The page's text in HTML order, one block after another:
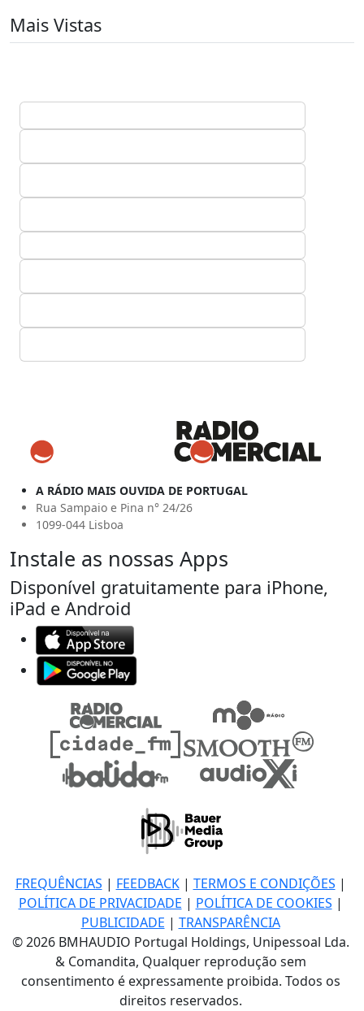
Mais Vistas
A RÁDIO MAIS OUVIDA DE PORTUGAL
Rua Sampaio e Pina n° 24/26
1099-044 Lisboa
Instale as nossas Apps
Disponível gratuitamente para iPhone,
iPad e Android
FREQUÊNCIAS | FEEDBACK| TERMOS E CONDIÇÕES |
POLÍTICA DE PRIVACIDADE | POLÍTICA DE COOKIES |
PUBLICIDADE | TRANSPARÊNCIA
© 2026 BMHAUDIO Portugal Holdings, Unipessoal Lda.
& Comandita, Qualquer reprodução sem
consentimento é expressamente proibida. Todos os
direitos reservados.